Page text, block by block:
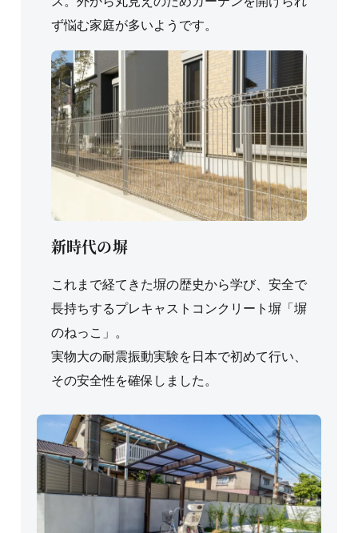
ず悩む家庭が多いようです。
新時代の塀
これまで経てきた塀の歴史から学び、安全で
長持ちするプレキャストコンクリート塀「塀
のねっこ」。
実物大の耐震振動実験を日本で初めて行い、
その安全性を確保しました。